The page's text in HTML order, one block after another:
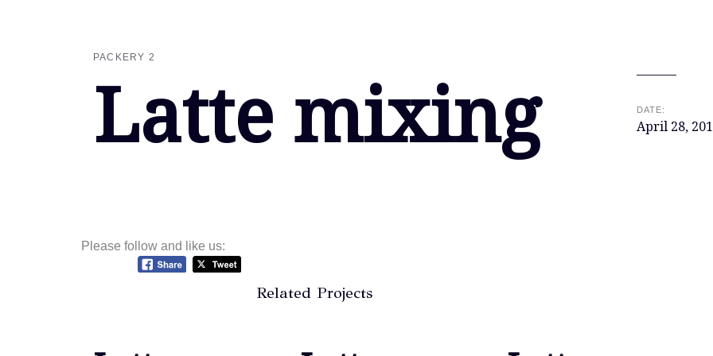
PACKERY 2
Latte mixing DATE:
April 28,
Please follow and like us:
Related Projects